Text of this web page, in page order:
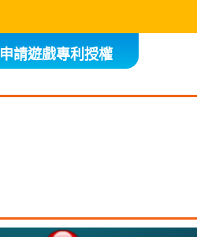
申請遊戲專利授權